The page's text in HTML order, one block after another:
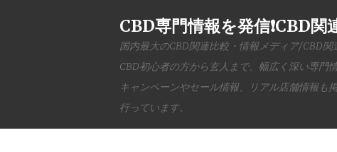
CBD専門情報を発信❗️CBD関
国内最大のCBD関連比較・情報メディア/CBD
CBD初心者の方から玄人まで、幅広く深い専門
キャンペーンやセール情報、リアル店舗情報も
行っています。